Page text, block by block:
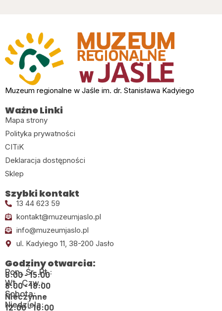
Muzeum regionalne w Jaśle im. dr. Stanisława Kadyiego
Ważne Linki
Mapa strony
Polityka prywatności
CITiK
Deklaracja dostępności
Sklep
Szybki kontakt
13 44 623 59
kontakt@muzeumjaslo.pl
info@muzeumjaslo.pl
ul. Kadyiego 11, 38-200 Jasło
Godziny otwarcia:
Pon., Śr., Pt.:
8:00 - 15:00
Wt., Czw.:
8:00 - 18:00
Sobota:
Nieczynne
Niedziela:
12:00 - 16:00